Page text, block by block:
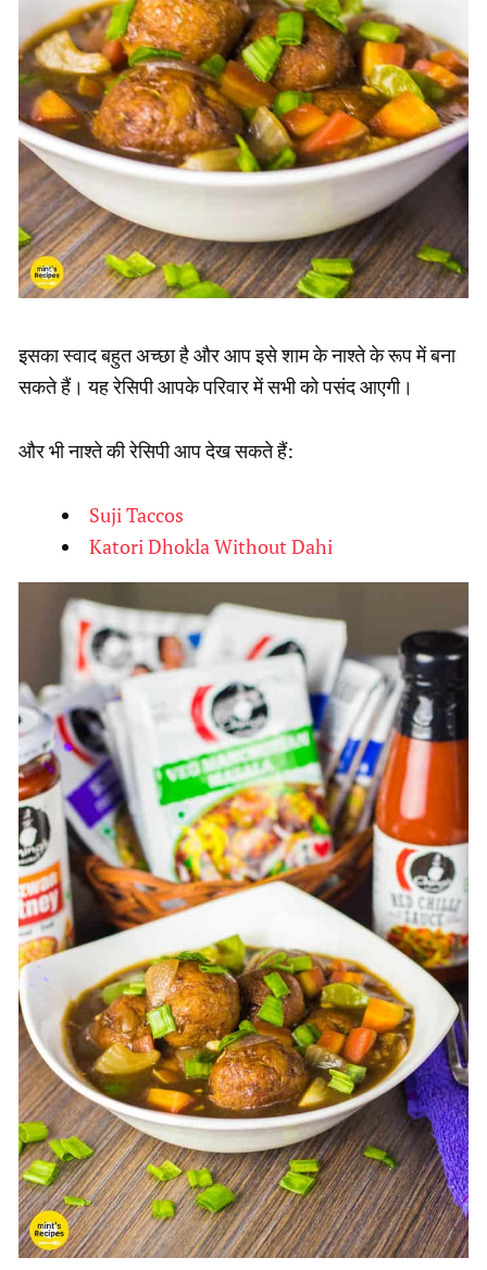
इसका स्वाद बहुत अच्छा है और आप इसे शाम के नाश्ते के रूप में बना
सकते हैं। यह रेसिपी आपके परिवार में सभी को पसंद आएगी।
और भी नाश्ते की रेसिपी आप देख सकते हैं:
Suji Taccos
Katori Dhokla Without Dahi